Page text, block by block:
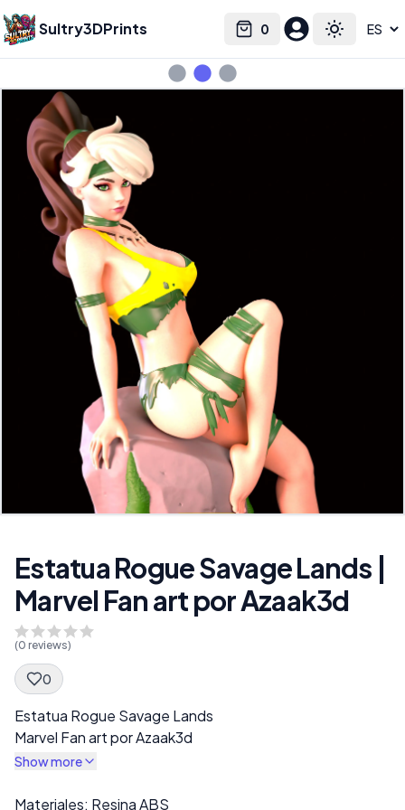
Sultry3DPrints 0
Cart Toggle
Select language
Estatua Rogue Savage Lands |
Marvel Fan art por Azaak3d
(0 reviews)
0
Spec Description
Estatua Rogue Savage Lands
Marvel Fan art por Azaak3d
Show more
Description
Materiales: Resina ABS